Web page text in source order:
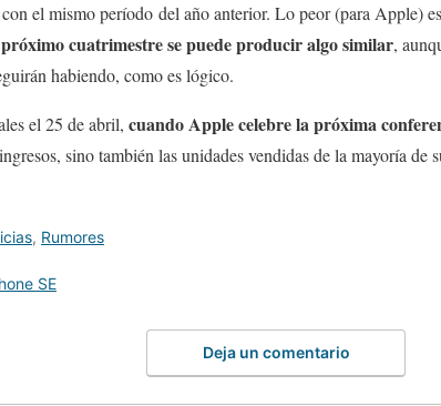
el mismo período del año anterior. Lo peor (para Apple)
cuatrimestre se puede producir algo similar,
habiendo, como es lógico.
el 25 de abril, cuando Apple celebre la próxima
sino también las unidades vendidas de la mayoría
, Rumores
SE
Deja un comentario